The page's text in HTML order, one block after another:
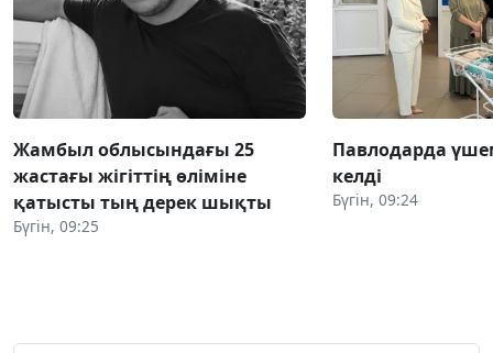
Жамбыл облысындағы 25
жастағы жігіттің өліміне
қатысты тың дерек шықты
Бүгін, 09:25
Павлодарда
келді
Бүгін, 09:24